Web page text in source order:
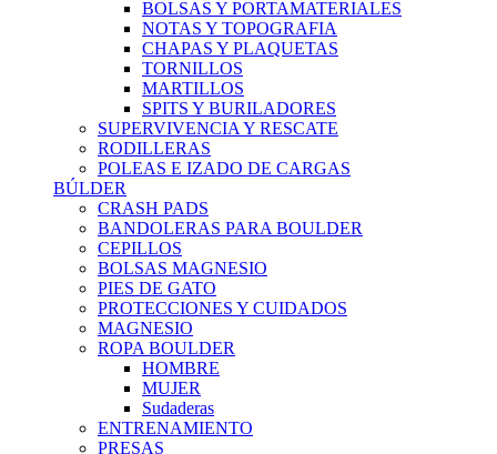
BOLSAS Y PORTAMATERIALES
NOTAS Y TOPOGRAFIA
CHAPAS Y PLAQUETAS
TORNILLOS
MARTILLOS
SPITS Y BURILADORES
SUPERVIVENCIA Y RESCATE
RODILLERAS
POLEAS E IZADO DE CARGAS
BÚLDER
CRASH PADS
BANDOLERAS PARA BOULDER
CEPILLOS
BOLSAS MAGNESIO
PIES DE GATO
PROTECCIONES Y CUIDADOS
MAGNESIO
ROPA BOULDER
HOMBRE
MUJER
Sudaderas
ENTRENAMIENTO
PRESAS